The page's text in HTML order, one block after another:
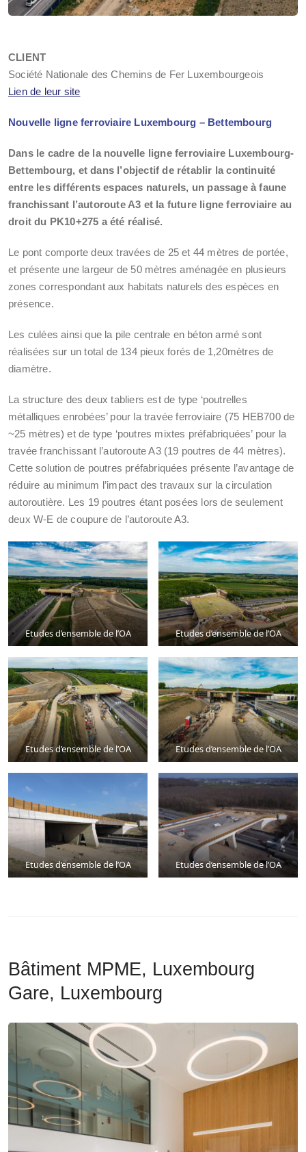
CLIENT
Société Nationale des Chemins de Fer Luxembourgeois
Lien de leur site
Nouvelle ligne ferroviaire Luxembourg – Bettembourg
Dans le cadre de la nouvelle ligne ferroviaire Luxembourg-
Bettembourg, et dans l’objectif de rétablir la continuité
entre les différents espaces naturels, un passage à faune
franchissant l’autoroute A3 et la future ligne ferroviaire au
droit du PK10+275 a été réalisé.
Le pont comporte deux travées de 25 et 44 mètres de portée,
et présente une largeur de 50 mètres aménagée en plusieurs
zones correspondant aux habitats naturels des espèces en
présence.
Les culées ainsi que la pile centrale en béton armé sont
réalisées sur un total de 134 pieux forés de 1,20mètres de
diamètre.
La structure des deux tabliers est de type ‘poutrelles
métalliques enrobées’ pour la travée ferroviaire (75 HEB700 de
~25 mètres) et de type ‘poutres mixtes préfabriquées’ pour la
travée franchissant l’autoroute A3 (19 poutres de 44 mètres).
Cette solution de poutres préfabriquées présente l’avantage de
réduire au minimum l’impact des travaux sur la circulation
autoroutière. Les 19 poutres étant posées lors de seulement
deux W-E de coupure de l’autoroute A3.
Etudes d’ensemble de l’OA Etudes d’ensemble de l’OA
Etudes d’ensemble de l’OA Etudes d’ensemble de l’OA
Etudes d’ensemble de l’OA Etudes d’ensemble de l’OA
Bâtiment MPME, Luxembourg
Gare, Luxembourg